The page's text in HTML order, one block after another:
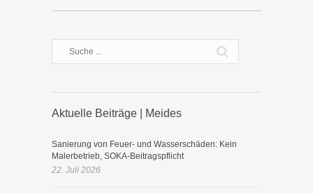
Aktuelle Beiträge | Meides
Sanierung von Feuer- und Wasserschäden: Kein
Malerbetrieb, SOKA-Beitragspflicht
22. Juli 2026